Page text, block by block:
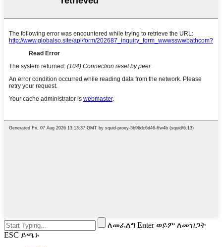
ለመፈለግ Enter ወይም ለመዝጋት
ESC ይጫኑ